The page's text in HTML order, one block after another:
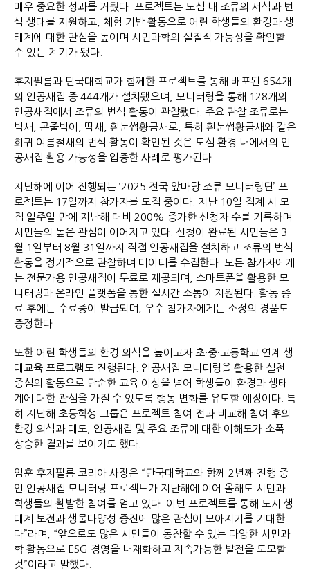
매우 중요한 성과를 거뒀다. 프로젝트는 도심 내 조류의 서식과 번
식 생태를 지원하고, 체험 기반 활동으로 어린 학생들의 환경과 생
태계에 대한 관심을 높이며 시민과학의 실질적 가능성을 확인할
수 있는 계기가 됐다.
후지필름과 단국대학교가 함께한 프로젝트를 통해 배포된 654개
의 인공새집 중 444개가 설치됐으며, 모니터링을 통해 128개의
인공새집에서 조류의 번식 활동이 관찰됐다. 주요 관찰 조류로는
박새, 곤줄박이, 딱새, 흰눈썹황금새로, 특히 흰눈썹황금새와 같은
희귀 여름철새의 번식 활동이 확인된 것은 도심 환경 내에서의 인
공새집 활용 가능성을 입증한 사례로 평가된다.
지난해에 이어 진행되는 ‘2025 전국 앞마당 조류 모니터링단’ 프
로젝트는 17일까지 참가자를 모집 중이다. 지난 10일 집계 시 모
집 일주일 만에 지난해 대비 200% 증가한 신청자 수를 기록하며
시민들의 높은 관심이 이어지고 있다. 신청이 완료된 시민들은 3
월 1일부터 8월 31일까지 직접 인공새집을 설치하고 조류의 번식
활동을 정기적으로 관찰하며 데이터를 수집한다. 모든 참가자에게
는 전문가용 인공새집이 무료로 제공되며, 스마트폰을 활용한 모
니터링과 온라인 플랫폼을 통한 실시간 소통이 지원된다. 활동 종
료 후에는 수료증이 발급되며, 우수 참가자에게는 소정의 경품도
증정한다.
또한 어린 학생들의 환경 의식을 높이고자 초·중·고등학교 연계 생
태교육 프로그램도 진행된다. 인공새집 모니터링을 활용한 실천
중심의 활동으로 단순한 교육 이상을 넘어 학생들이 환경과 생태
계에 대한 관심을 가질 수 있도록 행동 변화를 유도할 예정이다. 특
히 지난해 초등학생 그룹은 프로젝트 참여 전과 비교해 참여 후의
환경 의식과 태도, 인공새집 및 주요 조류에 대한 이해도가 소폭
상승한 결과를 보이기도 했다.
임훈 후지필름 코리아 사장은 “단국대학교와 함께 2년째 진행 중
인 인공새집 모니터링 프로젝트가 지난해에 이어 올해도 시민과
학생들의 활발한 참여를 얻고 있다. 이번 프로젝트를 통해 도시 생
태계 보전과 생물다양성 증진에 많은 관심이 모아지기를 기대한
다”라며, “앞으로도 많은 시민들이 동참할 수 있는 다양한 시민과
학 활동으로 ESG 경영을 내재화하고 지속가능한 발전을 도모할
것”이라고 말했다.